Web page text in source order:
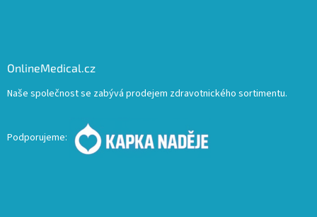
OnlineMedical.cz
Naše společnost se zabývá prodejem zdravotnického sortimentu.
Podporujeme: